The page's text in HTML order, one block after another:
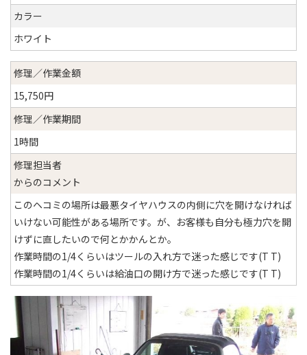
カラー
ホワイト
修理／作業金額
15,750円
修理／作業期間
1時間
修理担当者
からのコメント
このヘコミの場所は最悪タイヤハウスの内側に穴を開けなければ
いけない可能性がある場所です。が、お客様も自分も極力穴を開
けずに直したいので何とかかんとか。
作業時間の1/4くらいはツールの入れ方で迷った感じです(T T)
作業時間の1/4くらいは給油口の開け方で迷った感じです(T T)